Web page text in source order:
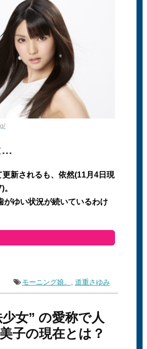
…
更新されるも、依然(11月4 日現
。
がゆい状況が続いているわけ
モーニング娘。 道重さゆみ
女” の愛称で人
子の現在とは？